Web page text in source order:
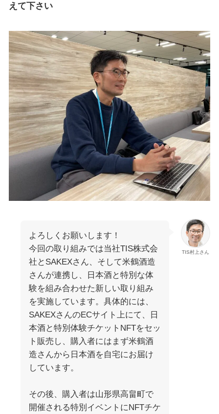
えて下さい
TIS村上さん
よろしくお願いします！
今回の取り組みでは当社TIS株式会
社とSAKEXさん、そして米鶴酒造
さんが連携し、日本酒と特別な体
験を組み合わせた新しい取り組み
を実施しています。具体的には、
SAKEXさんのECサイト上にて、日
本酒と特別体験チケットNFTをセッ
ト販売し、購入者にはまず米鶴酒
造さんから日本酒を自宅にお届け
しています。
その後、購入者は山形県高畠町で
開催される特別イベントにNFTチケ